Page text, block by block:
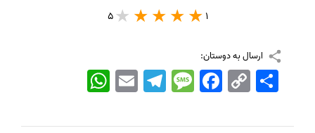
1
5
ارسال به دوستان:
WhatsApp EmailTelegramMessageFacebook Copy
Link
اشتراک